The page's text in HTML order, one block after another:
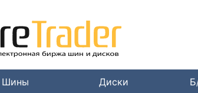
Шины Диски